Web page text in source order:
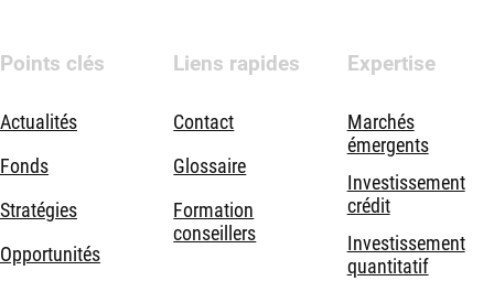
Points clés
Actualités
Fonds
Stratégies
Opportunités
Liens rapides
Contact
Glossaire
Formation
conseillers
Expertise
Marchés
émergents
Investissement
crédit
Investissement
quantitatif